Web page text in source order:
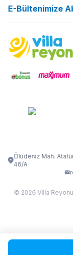
İptal Şartları
Kurumsal
Yorumlar
VİLLA SALKIM
VİLLA OLENNA 1
VİLLA TİAMO
E-Bültenimize
Ölüdeniz Mah.
46/A
© 2026 Villa Reyonu